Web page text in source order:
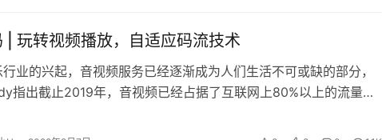
| 玩转视频播放，自适应码流技术
业的兴起，音视频服务已经逐渐成为人们生活不可或缺的部分，
指出截止2019年，音视频已经占据了互联网上80%以上的流量。